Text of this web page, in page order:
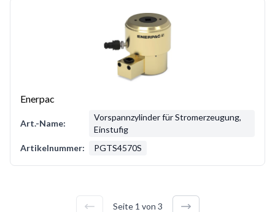
Enerpac
Art.-Name:
Vorspannzylinder für Stromerzeugung,
Einstufig
Artikelnummer:
PGTS4570S
Seite 1 von 3